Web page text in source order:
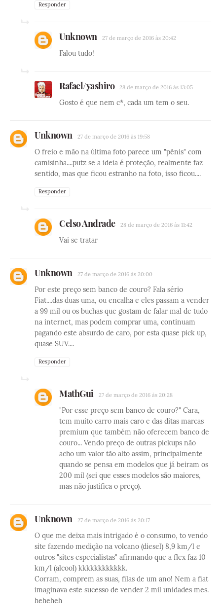
Responder
Unknown 27 de março de 2016 às 20:42
Falou tudo!
Rafael/yashiro 28 de março de 2016 às 13:05
Gosto é que nem c*, cada um tem o seu.
Unknown 27 de março de 2016 às 19:58
O freio e mão na última foto parece um "pênis" com
camisinha....putz se a ideia é proteção, realmente faz
sentido, mas que ficou estranho na foto, isso ficou....
Responder
Celso Andrade 28 de março de 2016 às 11:42
Vai se tratar
Unknown 27 de março de 2016 às 20:00
Por este preço sem banco de couro? Fala sério
Fiat....das duas uma, ou encalha e eles passam a vender
a 99 mil ou os buchas que gostam de falar mal de tudo
na internet, mas podem comprar uma, continuam
pagando este absurdo de caro, por esta quase pick up,
quase SUV....
Responder
MathGui 27 de março de 2016 às 20:28
"Por esse preço sem banco de couro?" Cara,
tem muito carro mais caro e das ditas marcas
premium que também não oferecem banco de
couro... Vendo preço de outras pickups não
acho um valor tão alto assim, principalmente
quando se pensa em modelos que já beiram os
200 mil (sei que esses modelos são maiores,
mas não justifica o preço).
Unknown 27 de março de 2016 às 20:17
O que me deixa mais intrigado é o consumo, to vendo
site fazendo medição na volcano (diesel) 8,9 km/l e
outros "sites especialistas" afirmando que a flex faz 10
km/l (alcool) kkkkkkkkkkkk.
Corram, comprem as suas, filas de um ano! Nem a fiat
imaginava este sucesso de vender 2 mil unidades mes.
heheheh